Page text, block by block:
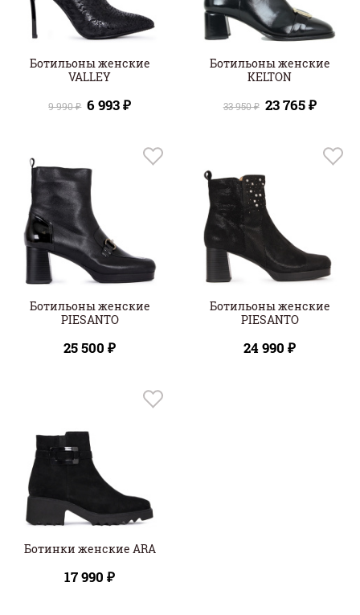
Ботильоны женские
VALLEY
9 990 ₽ 6 993 ₽
Ботильоны женские
KELTON
33 950 ₽ 23 765 ₽
Ботильоны женские
PIESANTO
25 500 ₽
Ботильоны женские
PIESANTO
24 990 ₽
Ботинки женские ARA
17 990 ₽